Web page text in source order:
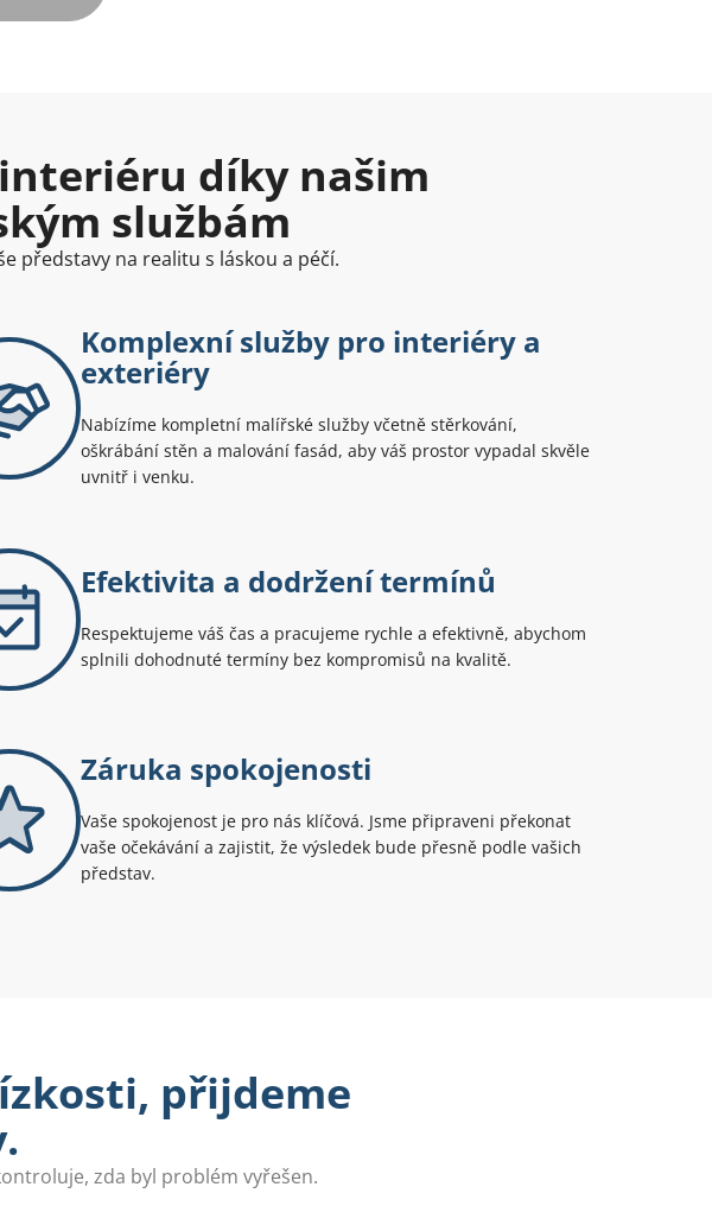
díky našim
službám
představy na realitu s láskou a péčí.
Komplexní služby pro interiéry a
exteriéry
Nabízíme kompletní malířské služby včetně stěrkování,
oškrábání stěn a malování fasád, aby váš prostor vypadal skvěle
uvnitř i venku.
Efektivita a dodržení termínů
Respektujeme váš čas a pracujeme rychle a efektivně, abychom
splnili dohodnuté termíny bez kompromisů na kvalitě.
Záruka spokojenosti
Vaše spokojenost je pro nás klíčová. Jsme připraveni překonat
vaše očekávání a zajistit, že výsledek bude přesně podle vašich
představ.
přijdeme
zda byl problém vyřešen.